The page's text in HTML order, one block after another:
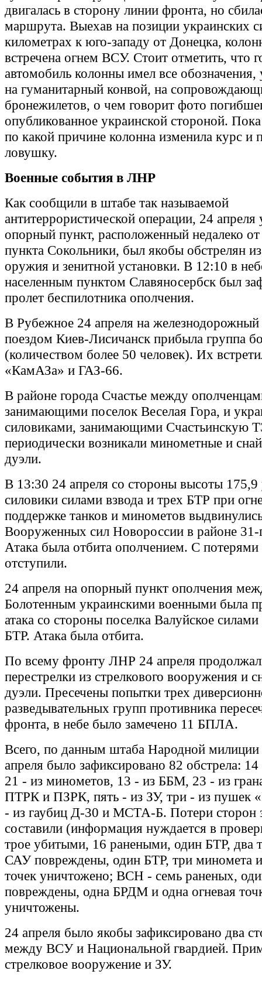
двигалась в сторону линии фронта, но
маршрута. Выехав на позиции украинских
километрах к юго-западу от Донецка,
встречена огнем ВСУ. Стоит отметить, что
автомобиль колонны имел все
на гуманитарный конвой, на
бронежилетов, о чем говорит фото
опубликованное украинской стороной.
по какой причине колонна изменила курс и
ловушку.
Военные события в ЛНР
Как сообщили в штабе так называемой
антитеррористической операции, 24 апреля
опорный пункт, расположенный недалеко от
пункта Сокольники, был якобы обстрелян из
оружия и зенитной установки. В 12:10 в
населенным пунктом Славяносербск был
пролет беспилотника ополчения.
В Рубежное 24 апреля на железнодорожный
поездом Киев-Лисичанск прибыла группа
(количеством более 50 человек). Их
«КамАЗа» и ГАЗ-66.
В районе города Счастье между
занимающими поселок Веселая Гора, и
силовиками, занимающими Счастьинскую
периодически возникали минометные и
дуэли.
В 13:30 24 апреля со стороны высоты 175,9
силовики силами взвода и трех БТР при
поддержке танков и минометов
Вооруженных сил Новороссии в районе 31-
Атака была отбита ополчением. С
отступили.
24 апреля на опорный пункт ополчения
Болотенным украинскими военными была
атака со стороны поселка Валуйское
БТР. Атака была отбита.
По всему фронту ЛНР 24 апреля
перестрелки из стрелкового вооружения и
дуэли. Пресечены попытки трех
разведывательных групп противника
фронта, в небе было замечено 11 БПЛА.
Всего, по данным штаба Народной
апреля было зафиксировано 82 обстрела: 14
21 - из минометов, 13 - из ББМ, 23 - из
ПТРК и ПЗРК, пять - из ЗУ, три - из пушек
- из гаубиц Д-30 и МСТА-Б. Потери сторон
составили (информация нуждается в
трое убитыми, 16 ранеными, один БТР, два
САУ повреждены, один БТР, три миномета
точек уничтожено; ВСН - семь раненых,
повреждены, одна БРДМ и одна огневая
уничтожены.
24 апреля было якобы зафиксировано два
между ВСУ и Национальной гвардией.
стрелковое вооружение и ЗУ.